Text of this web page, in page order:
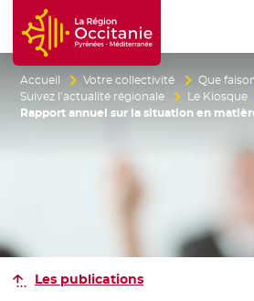
Accueil Région Occitanie
Accueil Votre collectivité
Que
Suivez l’actualité régionale
Le Kiosque
Rapport annuel sur la situation en
Les publications